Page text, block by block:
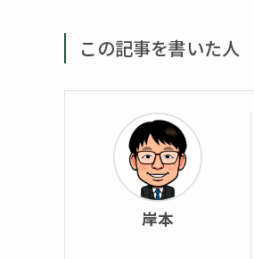
この記事を書いた人
岸本